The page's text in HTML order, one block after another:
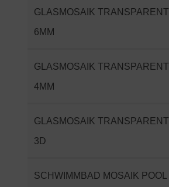
GLASMOSAIK TRANSPARENT
6MM
GLASMOSAIK TRANSPARENT
4MM
GLASMOSAIK TRANSPARENT
3D
SCHWIMMBAD MOSAIK POOL